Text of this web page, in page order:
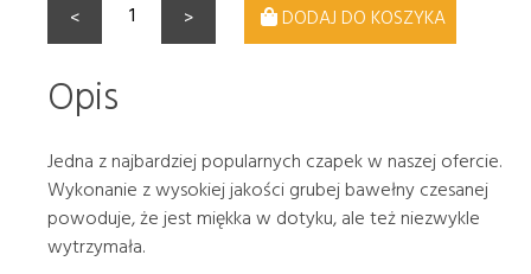
< > DODAJ DO KOSZYKA
Opis
Jedna z najbardziej popularnych czapek w naszej ofercie.
Wykonanie z wysokiej jakości grubej bawełny czesanej
powoduje, że jest miękka w dotyku, ale też niezwykle
wytrzymała.